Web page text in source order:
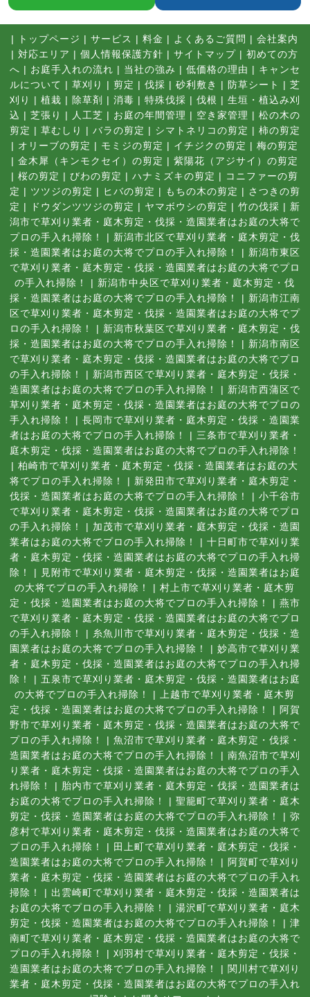
| トップページ | サービス | 料金 | よくあるご質問 | 会社案内
| 対応エリア | 個人情報保護方針 | サイトマップ | 初めての方
へ | お庭手入れの流れ | 当社の強み | 低価格の理由 | キャンセ
ルについて | 草刈り | 剪定 | 伐採 | 砂利敷き | 防草シート | 芝
刈り
| 植栽 | 除草剤 | 消毒 | 特殊伐採 | 伐根 | 生垣・植込み刈
込 | 芝張り | 人工芝 | お庭の年間管理 | 空き家管理 | 松の木の
剪定 | 草むしり | バラの剪定 | シマトネリコの剪定 | 柿の剪定
| オリーブの剪定 | モミジの剪定 | イチジクの剪定 | 梅の剪定
| 金木犀（キンモクセイ）の剪定 | 紫陽花（アジサイ）の剪定
| 桜の剪定 | びわの剪定 | ハナミズキの剪定 | コニファーの剪
定 | ツツジの剪定 | ヒバの剪定 | もちの木の剪定 | さつきの剪
定 | ドウダンツツジの剪定 | ヤマボウシの剪定 | 竹の伐採 | 新
潟市で草刈り業者・庭木剪定・伐採・造園業者はお庭の大将で
プロの手入れ掃除！
| 新潟市北区で草刈り業者・庭木剪定・伐
採・造園業者はお庭の大将でプロの手入れ掃除！
| 新潟市東区
で草刈り業者・庭木剪定・伐採・造園業者はお庭の大将でプロ
の手入れ掃除！
| 新潟市中央区で草刈り業者・庭木剪定・伐
採・造園業者はお庭の大将でプロの手入れ掃除！
| 新潟市江南
区で草刈り業者・庭木剪定・伐採・造園業者はお庭の大将でプ
ロの手入れ掃除！
| 新潟市秋葉区で草刈り業者・庭木剪定・伐
採・造園業者はお庭の大将でプロの手入れ掃除！
| 新潟市南区
で草刈り業者・庭木剪定・伐採・造園業者はお庭の大将でプロ
の手入れ掃除！
| 新潟市西区で草刈り業者・庭木剪定・伐採・
造園業者はお庭の大将でプロの手入れ掃除！
| 新潟市西蒲区で
草刈り業者・庭木剪定・伐採・造園業者はお庭の大将でプロの
手入れ掃除！
| 長岡市で草刈り業者・庭木剪定・伐採・造園業
者はお庭の大将でプロの手入れ掃除！
| 三条市で草刈り業者・
庭木剪定・伐採・造園業者はお庭の大将でプロの手入れ掃除！
| 柏崎市で草刈り業者・庭木剪定・伐採・造園業者はお庭の大
将でプロの手入れ掃除！
| 新発田市で草刈り業者・庭木剪定・
伐採・造園業者はお庭の大将でプロの手入れ掃除！
| 小千谷市
で草刈り業者・庭木剪定・伐採・造園業者はお庭の大将でプロ
の手入れ掃除！
| 加茂市で草刈り業者・庭木剪定・伐採・造園
業者はお庭の大将でプロの手入れ掃除！
| 十日町市で草刈り業
者・庭木剪定・伐採・造園業者はお庭の大将でプロの手入れ掃
除！
|
見附市で草刈り業者・庭木剪定・伐採・造園業者はお庭
の大将でプロの手入れ掃除！
| 村上市で草刈り業者・庭木剪
定・伐採・造園業者はお庭の大将でプロの手入れ掃除！
| 燕市
で草刈り業者・庭木剪定・伐採・造園業者はお庭の大将でプロ
の手入れ掃除！
| 糸魚川市で草刈り業者・庭木剪定・伐採・造
園業者はお庭の大将でプロの手入れ掃除！
| 妙高市で草刈り業
者・庭木剪定・伐採・造園業者はお庭の大将でプロの手入れ掃
除！
| 五泉市で草刈り業者・庭木剪定・伐採・造園業者はお庭
の大将でプロの手入れ掃除！
| 上越市で草刈り業者・庭木剪
定・伐採・造園業者はお庭の大将でプロの手入れ掃除！
| 阿賀
野市で草刈り業者・庭木剪定・伐採・造園業者はお庭の大将で
プロの手入れ掃除！
| 魚沼市で草刈り業者・庭木剪定・伐採・
造園業者はお庭の大将でプロの手入れ掃除！
| 南魚沼市で草刈
り業者・庭木剪定・伐採・造園業者はお庭の大将でプロの手入
れ掃除！
| 胎内市で草刈り業者・庭木剪定・伐採・造園業者は
お庭の大将でプロの手入れ掃除！
| 聖籠町で草刈り業者・庭木
剪定・伐採・造園業者はお庭の大将でプロの手入れ掃除！
| 弥
彦村で草刈り業者・庭木剪定・伐採・造園業者はお庭の大将で
プロの手入れ掃除！
| 田上町で草刈り業者・庭木剪定・伐採・
造園業者はお庭の大将でプロの手入れ掃除！
| 阿賀町で草刈り
業者・庭木剪定・伐採・造園業者はお庭の大将でプロの手入れ
掃除！
| 出雲崎町で草刈り業者・庭木剪定・伐採・造園業者は
お庭の大将でプロの手入れ掃除！
| 湯沢町で草刈り業者・庭木
剪定・伐採・造園業者はお庭の大将でプロの手入れ掃除！
| 津
南町で草刈り業者・庭木剪定・伐採・造園業者はお庭の大将で
プロの手入れ掃除！
| 刈羽村で草刈り業者・庭木剪定・伐採・
造園業者はお庭の大将でプロの手入れ掃除！
| 関川村で草刈り
業者・庭木剪定・伐採・造園業者はお庭の大将でプロの手入れ